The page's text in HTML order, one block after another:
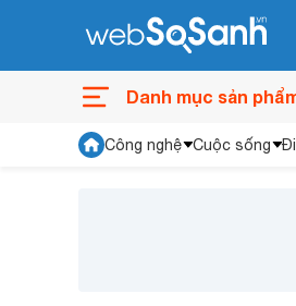
Danh mục sản
Công nghệ Cuộc sống